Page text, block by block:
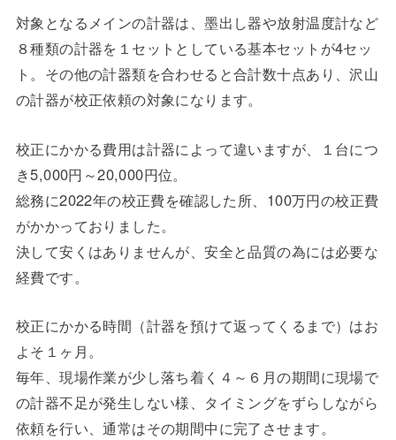
対象となるメインの計器は、墨出し器や放射温度計など
８種類の計器を１セットとしている基本セットが4セッ
ト。その他の計器類を合わせると合計数十点あり、沢山
の計器が校正依頼の対象になります。
校正にかかる費用は計器によって違いますが、１台につ
き5,000円～20,000円位。
総務に2022年の校正費を確認した所、100万円の校正費
がかかっておりました。
決して安くはありませんが、安全と品質の為には必要な
経費です。
校正にかかる時間（計器を預けて返ってくるまで）はお
よそ１ヶ月。
毎年、現場作業が少し落ち着く４～６月の期間に現場で
の計器不足が発生しない様、タイミングをずらしながら
依頼を行い、通常はその期間中に完了させます。